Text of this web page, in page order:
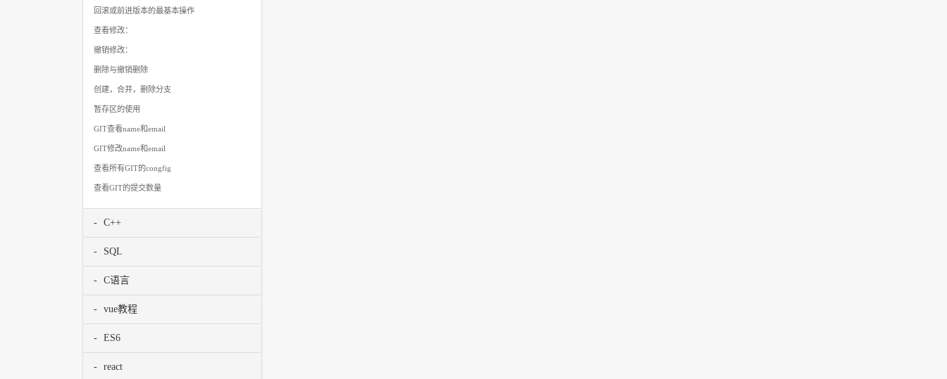
回滚或前进版本的最基本操作
查看修改：
撤销修改：
删除与撤销删除
创建，合并，删除分支
暂存区的使用
GIT查看name和email
GIT修改name和email
查看所有GIT的congfig
查看GIT的提交数量
C++
SQL
C语言
vue教程
ES6
react